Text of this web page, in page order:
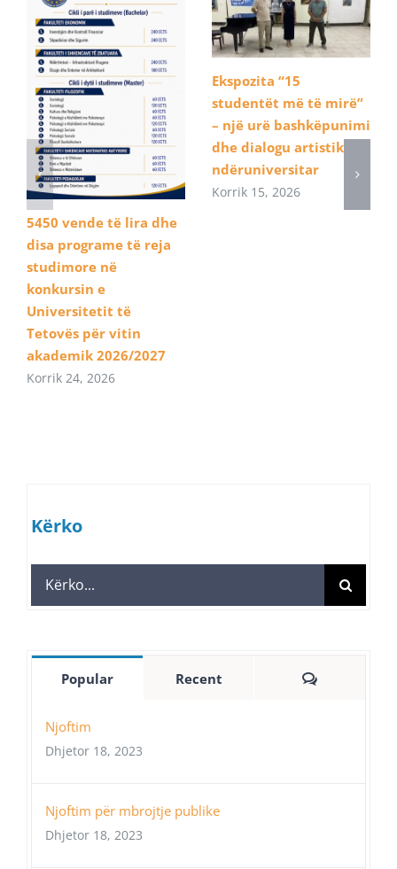
5450 vende të lira dhe
disa programe të reja
studimore në
konkursin e
Universitetit të
Tetovës për vitin
akademik 2026/2027
Korrik 24, 2026
Ekspozita “15
studentët më të mirë”
– një urë bashkëpunimi
dhe dialogu artistik
ndëruniversitar
Korrik 15, 2026
Kërko
Search
for:
Popular Recent Comments
Njoftim
Dhjetor 18, 2023
Njoftim për mbrojtje publike
Dhjetor 18, 2023